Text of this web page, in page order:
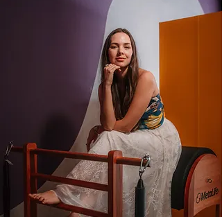
que vai trabalhar pelo sucesso e
crescimento da sua empresa!
Estudamos (ou modelamos) o
da sua empresa
seu espaço seja uma tradução fiel da
essência dessa marca, e utilizamos a
neuroarquiteturaassociada aos
espaços instagramáveis para ampliar o
alcance e vendas, tudo issode olho
no paypack
! Clique abaixo e saiba
mais!